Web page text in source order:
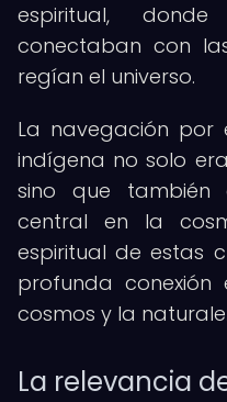
espiritual,
conectaban con
regían el universo.
La navegación por
indígena no solo
sino que también
central en la
espiritual de estas
profunda
cosmos y la
La relevancia